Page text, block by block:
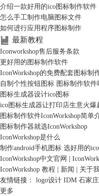
介绍一款好用的ico图标制作软件
怎么手工制作电脑图标文件
如何进行应用程序图标制作
最新教程
Iconworkshop售后服务条款
更好用的图标制作软件
IconWorkshop的免费配套图标制
自制个性按钮图标 图标制作软件
图标生成器设计ico图标
ico图标生成器让打印店生意火爆
图标制作软件IconWorkshop简单
图标制作器就选IconWorkshop
IconWorkshop是什么
制作android手机图标 选好用的
IconWorkshop中文官网 |
IconWorkshop 教程 | 新闻 | 关于
友情链接： logo设计 IDM 石家
更多